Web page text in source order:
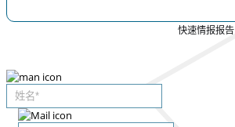
快速情报报告